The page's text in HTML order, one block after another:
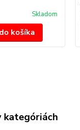
Skladom
košíka
kategóriách